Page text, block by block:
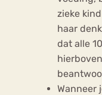
zieke
haar
dat alle
Wanneer